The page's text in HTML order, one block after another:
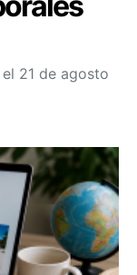
21 de agosto